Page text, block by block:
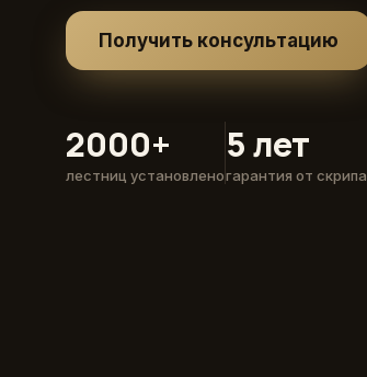
Получить консультацию
2000+
лестниц установлено
5 лет
гарантия от скрипа